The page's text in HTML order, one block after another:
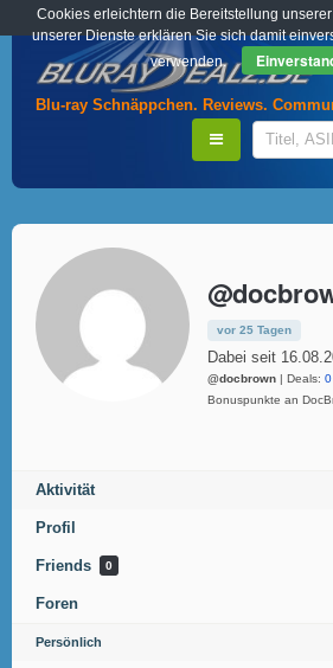
Blu-ray Schnäppchen. Reviews.
vor 25 Tagen
Dabei seit
@docbrown | Deals: 0
Bonuspunkte an
Aktivität
Profil
Friends 0
Foren
Persönlich
Cookies erleichtern die Bereitstellung
unserer Dienste erklären Sie sich damit
verwenden.